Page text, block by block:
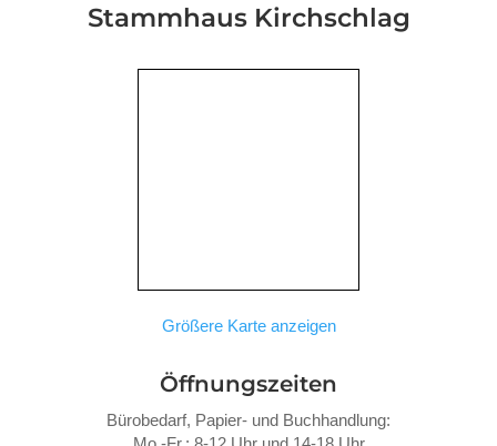
Stammhaus Kirchschlag
Größere Karte anzeigen
Öffnungszeiten
Bürobedarf, Papier- und Buchhandlung: